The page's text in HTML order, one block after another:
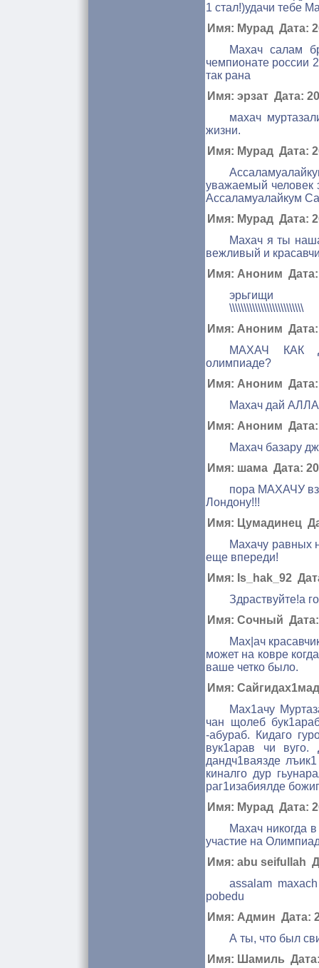
1 стал!)удачи тебе
Имя: Мурад Дата:
Махач салам
чемпионате россии
так рана
Имя: эрзат Дата:
махач
жизни.
Имя: Мурад Дата:
уважаемый
Ассаламуалайкум
Имя: Мурад Дата:
Махач я ты
вежливый и
Имя: Аноним Дата:
эрьгищи
\\\\\\\\\\\\\\\\\\\\\\\\\\
Имя: Аноним Дата:
МАХАЧ КАК
олимпиаде?
Имя: Аноним Дата:
Махач дай
Имя: Аноним Дата:
Махач базару
Имя: шама Дата:
пора МАХАЧУ
Лондону!!!
Имя: Цумадинец
Махачу равных
еще впереди!
Имя: Is_hak_92
Здраствуйте!а
Имя: Сочный Дата:
Мах|ач
может на ковре
ваше четко было.
Имя:
Мах1ачу
чан щолеб
-абураб. Кидаго
вук1арав чи вуго.
дандч1ваязде
киналго дур
раг1изабиялде
Имя: Мурад Дата:
Махач никогда
участие на
Имя: abu seifullah
assalam
pobedu
Имя: Админ Дата:
А ты, что был
Имя: Шамиль Дата: